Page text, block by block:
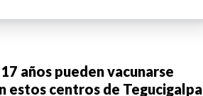
años pueden vacunarse
estos centros de Tegucigalpa